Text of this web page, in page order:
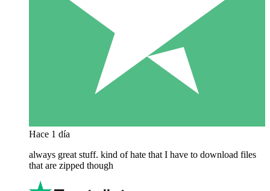
Hace 1 día
always great stuff. kind of hate that I have to download files
that are zipped though